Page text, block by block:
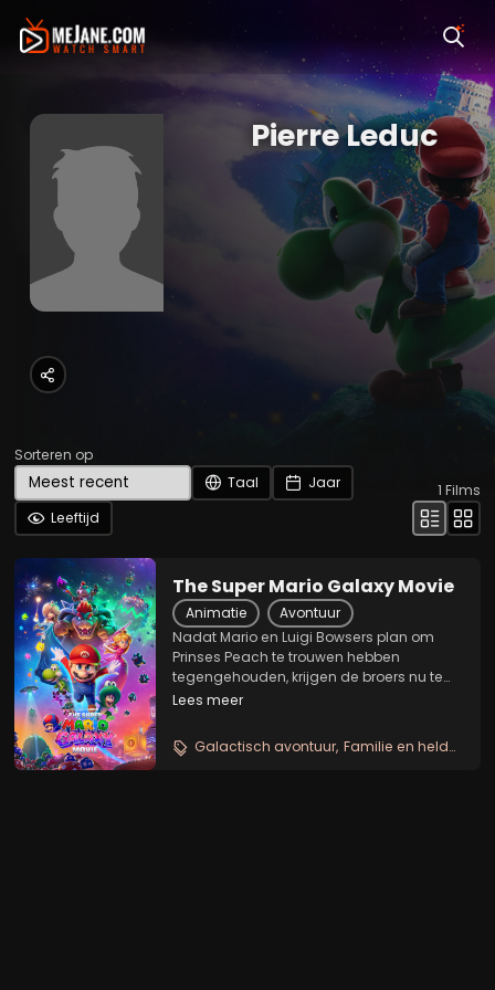
Pierre Leduc
Sorteren op
Taal
Jaar
Leeftijd
1 Films
The Super Mario Galaxy Movie
Animatie
Avontuur
Nadat Mario en Luigi Bowsers plan om
Prinses Peach te trouwen hebben
tegengehouden, krijgen de broers nu te
maken met een nieuwe bedreiging:
gevangenis wil bevrijden en het familiale
erfgoed weer op de kaart wil...
Lees meer
Galactisch avontuur Familie en helden